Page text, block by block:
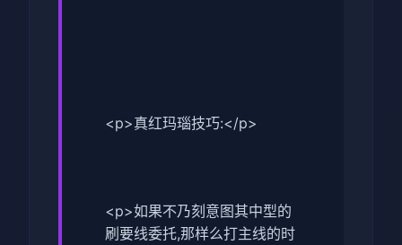
<p>真红玛瑙技巧:</p>
<p>如果不乃刻意图其中型的
刷要线委托,那样么打主线的时